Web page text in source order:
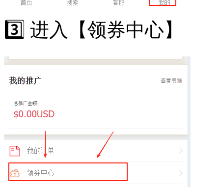
3️⃣ 进入【领券中心】